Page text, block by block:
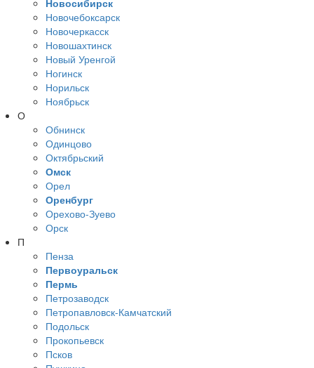
Новосибирск
Новочебоксарск
Новочеркасск
Новошахтинск
Новый Уренгой
Ногинск
Норильск
Ноябрьск
О
Обнинск
Одинцово
Октябрьский
Омск
Орел
Оренбург
Орехово-Зуево
Орск
П
Пенза
Первоуральск
Пермь
Петрозаводск
Петропавловск-Камчатский
Подольск
Прокопьевск
Псков